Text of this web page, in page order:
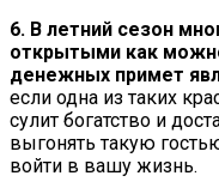
6. В летний сезон
открытыми как
денежных примет
если одна из таких
сулит богатство и
выгонять такую
войти в вашу жизнь.